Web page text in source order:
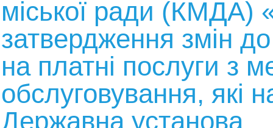
міської ради (КМДА)
затвердження змін
на платні послуги з
обслуговування, які
Державна установа